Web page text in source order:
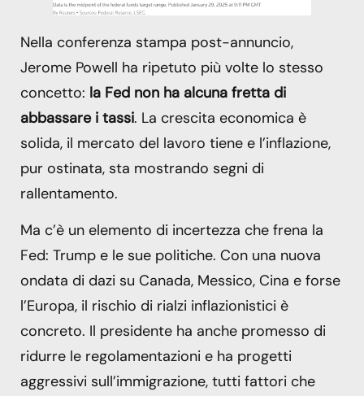
Nella conferenza stampa post-annuncio,
Jerome Powell ha ripetuto più volte lo stesso
concetto: la Fed non ha alcuna fretta di
abbassare i tassi. La crescita economica è
solida, il mercato del lavoro tiene e l’inflazione,
pur ostinata, sta mostrando segni di
rallentamento.
Ma c’è un elemento di incertezza che frena la
Fed: Trump e le sue politiche. Con una nuova
ondata di dazi su Canada, Messico, Cina e forse
l’Europa, il rischio di rialzi inflazionistici è
concreto. Il presidente ha anche promesso di
ridurre le regolamentazioni e ha progetti
aggressivi sull’immigrazione, tutti fattori che